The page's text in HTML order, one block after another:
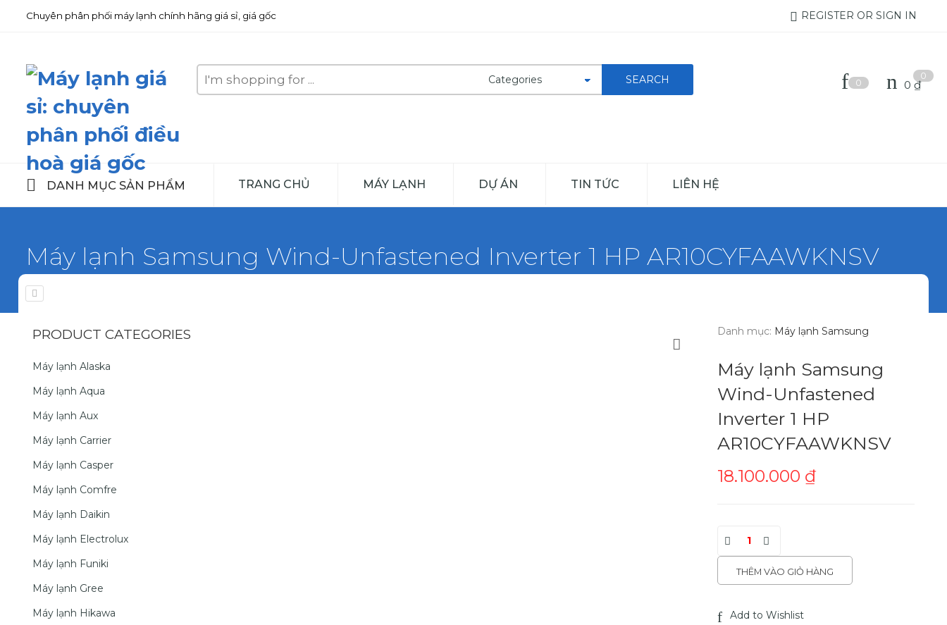
Chuyên phân phối máy lạnh chính hãng giá sỉ, giá gốc REGISTER OR SIGN IN
Search
here
0
0
0₫
DANH MỤC SẢN PHẨM TRANG CHỦ MÁY LẠNH DỰ ÁN TIN TỨC LIÊN HỆ
Máy lạnh Samsung Wind-Unfastened Inverter 1 HP AR10CYFAAWKNSV
Home
Danh mục: Máy lạnh Samsung
Máy lạnh Samsung
Wind-Unfastened
Inverter 1 HP
AR10CYFAAWKNSV
18.100.000 ₫
THÊM VÀO GIỎ HÀNG
Add to Wishlist
PRODUCT CATEGORIES
Máy lạnh Alaska
Máy lạnh Aqua
Máy lạnh Aux
Máy lạnh Carrier
Máy lạnh Casper
Máy lạnh Comfre
Máy lạnh Daikin
Máy lạnh Electrolux
Máy lạnh Funiki
Máy lạnh Gree
Máy lạnh Hikawa